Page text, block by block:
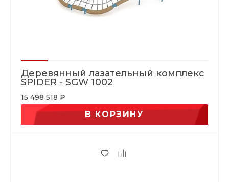
Деревянный лазательный комплекс
SPIDER - SGW 1002
15 498 518 ₽
В КОРЗИНУ